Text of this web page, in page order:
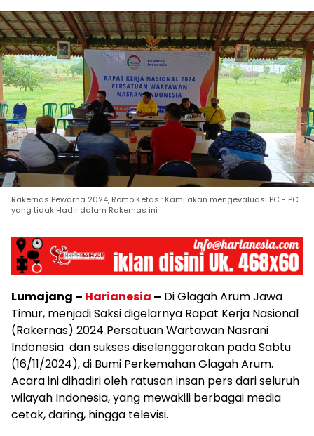
Rakernas Pewarna 2024, Romo Kefas : Kami akan mengevaluasi PC - PC
yang tidak Hadir dalam Rakernas ini
Lumajang – Harianesia – Di Glagah Arum Jawa
Timur, menjadi Saksi digelarnya Rapat Kerja Nasional
(Rakernas) 2024 Persatuan Wartawan Nasrani
Indonesia dan sukses diselenggarakan pada Sabtu
(16/11/2024), di Bumi Perkemahan Glagah Arum.
Acara ini dihadiri oleh ratusan insan pers dari seluruh
wilayah Indonesia, yang mewakili berbagai media
cetak, daring, hingga televisi.